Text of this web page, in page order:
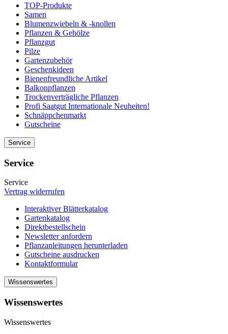
TOP-Produkte
Samen
Blumenzwiebeln & -knollen
Pflanzen & Gehölze
Pflanzgut
Pilze
Gartenzubehör
Geschenkideen
Bienenfreundliche Artikel
Balkonpflanzen
Trockenverträgliche Pflanzen
Profi Saatgut Internationale Neuheiten!
Schnäppchenmarkt
Gutscheine
Service
Service
Service
Vertrag widerrufen
Interaktiver Blätterkatalog
Gartenkatalog
Direktbestellschein
Newsletter anfordern
Pflanzanleitungen herunterladen
Gutscheine ausdrucken
Kontaktformular
Wissenswertes
Wissenswertes
Wissenswertes